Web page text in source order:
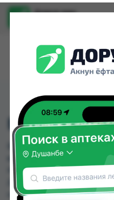
Доруи ман
ВИФЕРОН
ВИФЕРОН 12Г МАЗЬ
в аптеках, Аптека Нур
Ибн Хайян (Масрур-
Дорухона №2, Мадад
цене от 36.00 TJS до